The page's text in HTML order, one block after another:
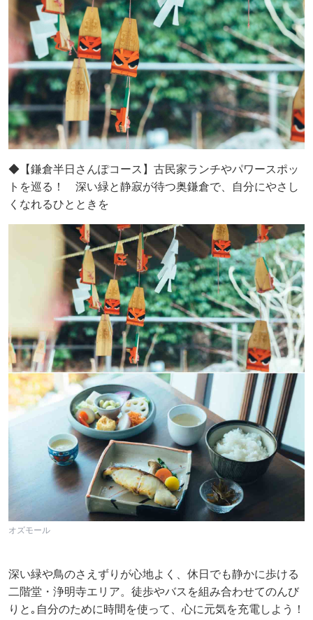
◆【鎌倉半日さんぽコース】古民家ランチやパワースポッ
トを巡る！ 深い緑と静寂が待つ奥鎌倉で、自分にやさし
くなれるひとときを
オズモール
深い緑や鳥のさえずりが心地よく、休日でも静かに歩ける
二階堂・浄明寺エリア。徒歩やバスを組み合わせてのんび
りと｡自分のために時間を使って、心に元気を充電しよう！